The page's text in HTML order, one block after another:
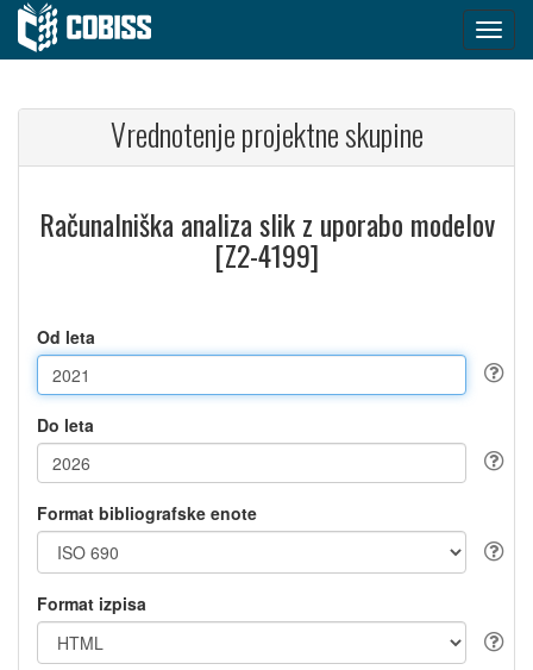
Vrednotenje projektne skupine
Računalniška analiza slik z uporabo modelov
[Z2-4199]
Od leta
Do leta
Format bibliografske enote
Format izpisa